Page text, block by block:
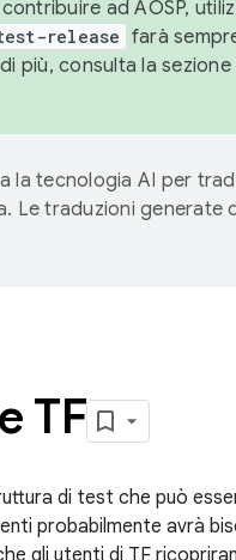
ad AOSP,
release farà
più, consulta la sezione
la tecnologia AI per
Le traduzioni generate
TF
di test che può
probabilmente avrà
gli utenti di TF